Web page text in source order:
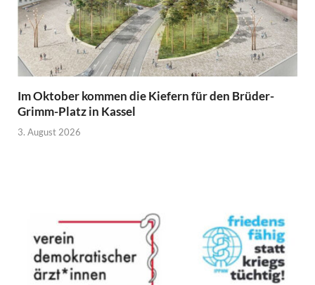
Im Oktober kommen die Kiefern für den Brüder-
Grimm-Platz in Kassel
3. August 2026